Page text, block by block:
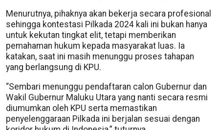
Menurutnya, pihaknya akan bekerja secara profesional
sehingga kontestasi Pilkada 2024 kali ini bukan hanya
untuk kekutan tingkat elit, tetapi memberikan
pemahaman hukum kepada masyarakat luas. Ia
katakan, saat ini masih menunggu proses tahapan
yang berlangsung di KPU.
“Sembari menunggu pendaftaran calon Gubernur dan
Wakil Gubernur Maluku Utara yang nanti secara resmi
diumumkan oleh KPU serta memastikan
penyelenggaraan Pilkada ini berjalan sesuai dengan